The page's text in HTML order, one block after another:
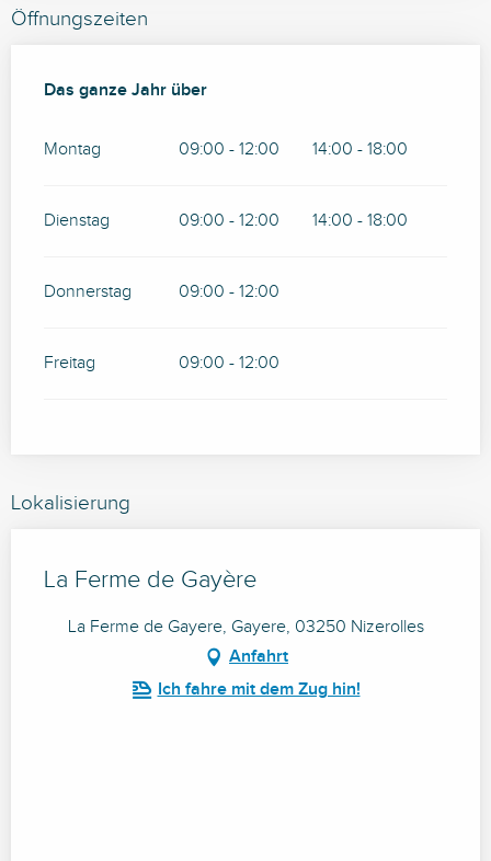
Öffnungszeiten
Das ganze Jahr über
Das ganze Jahr über
Montag 09:00 - 12:00 14:00 - 18:00
Dienstag 09:00 - 12:00 14:00 - 18:00
Donnerstag 09:00 - 12:00
Freitag 09:00 - 12:00
Lokalisierung
La Ferme de Gayère
La Ferme de Gayere, Gayere, 03250 Nizerolles
Anfahrt
Ich fahre mit dem Zug hin!